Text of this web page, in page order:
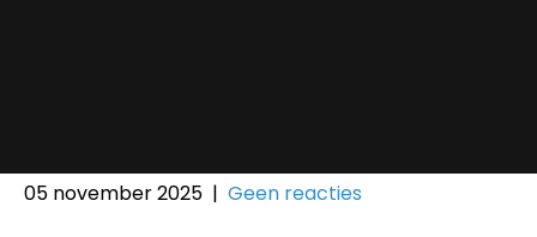
05 november 2025 | Geen reacties